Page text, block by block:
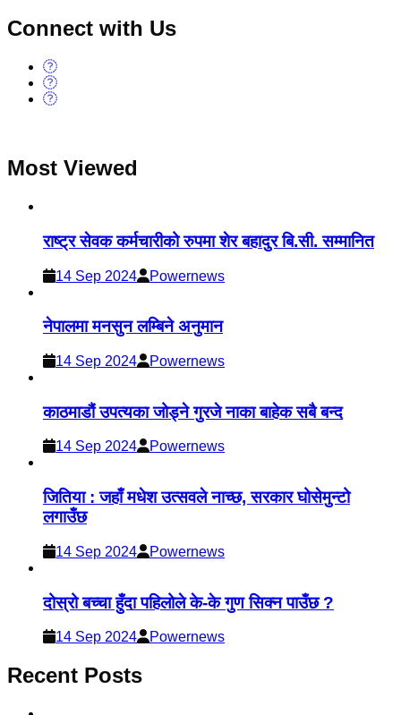
Connect with Us
Most Viewed
राष्ट्र सेवक कर्मचारीको रुपमा शेर बहादुर बि.सी. सम्मानित
14 Sep 2024 Powernews
नेपालमा मनसुन लम्बिने अनुमान
14 Sep 2024 Powernews
काठमाडौं उपत्यका जोड्ने गुरजे नाका बाहेक सबै बन्द
14 Sep 2024 Powernews
जितिया : जहाँ मधेश उत्सवले नाच्छ, सरकार घोसेमुन्टो
लगाउँछ
14 Sep 2024 Powernews
दोस्रो बच्चा हुँदा पहिलोले के-के गुण सिक्न पाउँछ ?
14 Sep 2024 Powernews
Recent Posts